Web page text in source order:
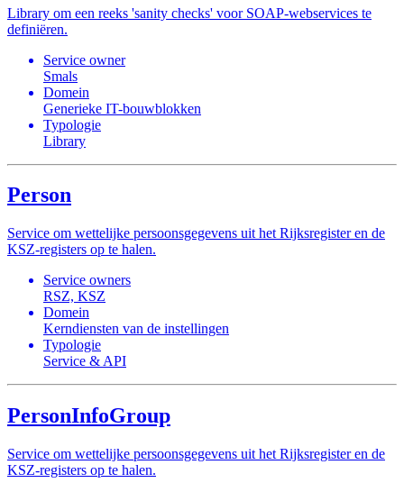
Library om een reeks 'sanity checks' voor SOAP-webservices te
definiëren.
Service owner
Smals
Domein
Generieke IT-bouwblokken
Typologie
Library
Person
Service om wettelijke persoonsgegevens uit het Rijksregister en de
KSZ-registers op te halen.
Service owners
RSZ, KSZ
Domein
Kerndiensten van de instellingen
Typologie
Service & API
PersonInfoGroup
Service om wettelijke persoonsgegevens uit het Rijksregister en de
KSZ-registers op te halen.